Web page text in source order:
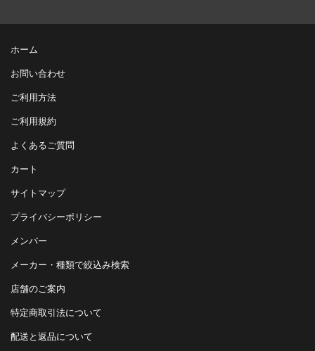
ホーム
お問い合わせ
ご利用方法
ご利用規約
よくあるご質問
カート
サイトマップ
プライバシーポリシー
メンバー
メーカー・種類で絞込み検索
店舗のご案内
特定商取引法について
配送と返品について